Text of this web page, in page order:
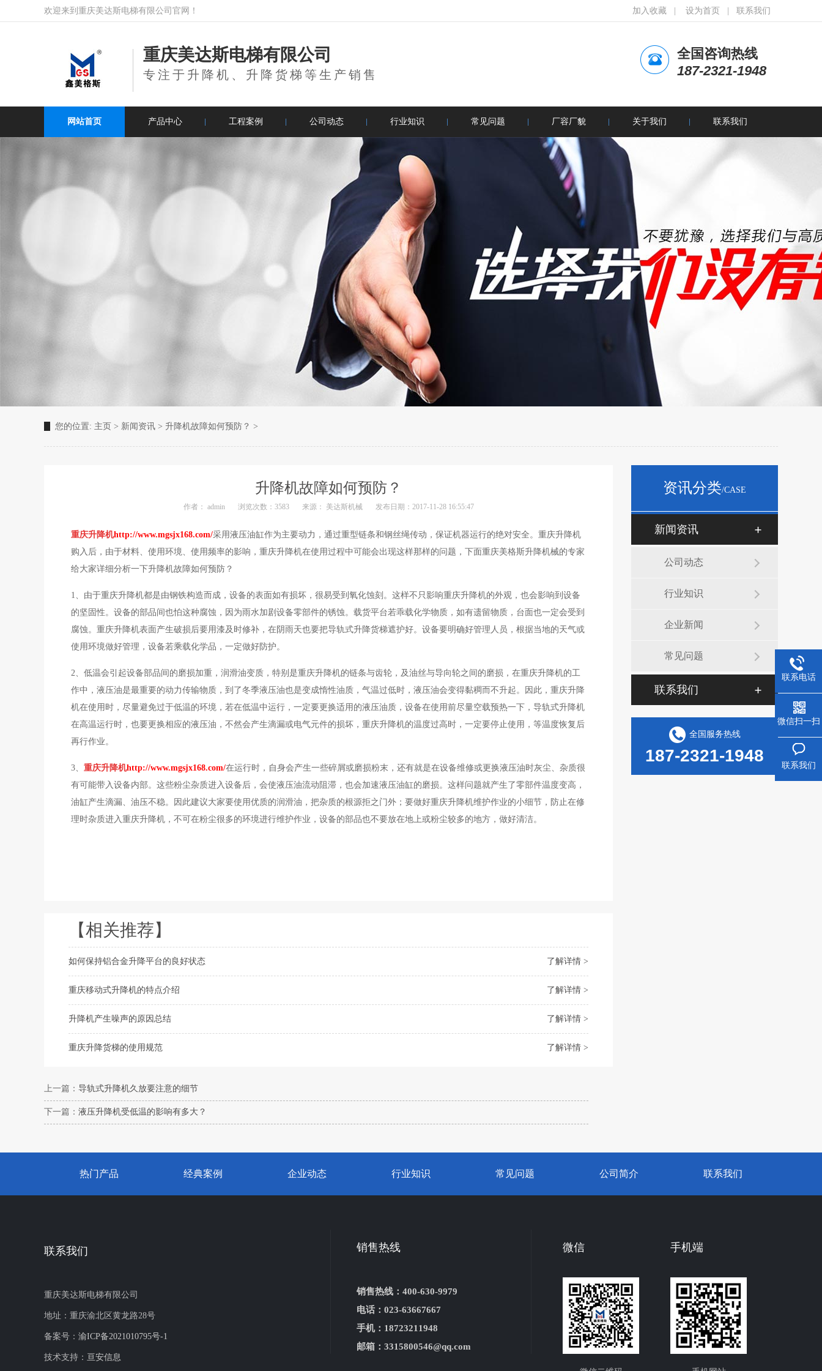
欢迎来到重庆美达斯电梯有限公司官网！ 加入收藏 设为首页 联系我们
重庆美达斯电梯有限公司
专注于升降机、升降货梯等生产销售
全国咨询热线
187-2321-1948
网站首页 产品中心 工程案例 公司动态 行业知识 常见问题 厂容厂貌 关于我们 联系我们
您的位置: 主页 > 新闻资讯 > 升降机故障如何预防？ >
升降机故障如何预防？
作者： admin 浏览次数：3583 来源： 美达斯机械 发布日期：2017-11-28 16:55:47
重庆升降机http://www.mgsjx168.com/采用液压油缸作为主要动力，通过重型链条和钢丝绳传动，保证机器运行的绝对安全。重庆升降机
购入后，由于材料、使用环境、使用频率的影响，重庆升降机在使用过程中可能会出现这样那样的问题，下面重庆美格斯升降机械的专家
给大家详细分析一下升降机故障如何预防？
1、由于重庆升降机都是由钢铁构造而成，设备的表面如有损坏，很易受到氧化蚀刻。这样不只影响重庆升降机的外观，也会影响到设备
的坚固性。设备的部品间也怕这种腐蚀，因为雨水加剧设备零部件的锈蚀。载货平台若乖载化学物质，如有遗留物质，台面也一定会受到
腐蚀。重庆升降机表面产生破损后要用漆及时修补，在阴雨天也要把导轨式升降货梯遮护好。设备要明确好管理人员，根据当地的天气或
使用环境做好管理，设备若乘载化学品，一定做好防护。
2、低温会引起设备部品间的磨损加重，润滑油变质，特别是重庆升降机的链条与齿轮，及油丝与导向轮之间的磨损，在重庆升降机的工
作中，液压油是最重要的动力传输物质，到了冬季液压油也是变成惰性油质，气温过低时，液压油会变得黏稠而不升起。因此，重庆升降
机在使用时，尽量避免过于低温的环境，若在低温中运行，一定要更换适用的液压油质，设备在使用前尽量空载预热一下，导轨式升降机
在高温运行时，也要更换相应的液压油，不然会产生滴漏或电气元件的损坏，重庆升降机的温度过高时，一定要停止使用，等温度恢复后
再行作业。
3、 重庆升降机http://www.mgsjx168.com/在运行时，自身会产生一些碎屑或磨损粉末，还有就是在设备维修或更换液压油时灰尘、杂质很
有可能带入设备内部。这些粉尘杂质进入设备后，会使液压油流动阻滞，也会加速液压油缸的磨损。这样问题就产生了零部件温度变高，
油缸产生滴漏、油压不稳。因此建议大家要使用优质的润滑油，把杂质的根源拒之门外；要做好重庆升降机维护作业的小细节，防止在修
理时杂质进入重庆升降机，不可在粉尘很多的环境进行维护作业，设备的部品也不要放在地上或粉尘较多的地方，做好清洁。
【相关推荐】
了解详情 >
如何保持铝合金升降平台的良好状态
了解详情 >
重庆移动式升降机的特点介绍
了解详情 >
升降机产生噪声的原因总结
了解详情 >
重庆升降货梯的使用规范
上一篇： 导轨式升降机久放要注意的细节
下一篇： 液压升降机受低温的影响有多大？
资讯分类/CASE
新闻资讯
公司动态
行业知识
企业新闻
常见问题
联系我们
全国服务热线
187-2321-1948
热门产品 经典案例 企业动态 行业知识 常见问题 公司简介 联系我们
联系我们
重庆美达斯电梯有限公司
地址：重庆渝北区黄龙路28号
备案号： 渝ICP备2021010795号-1
技术支持： 亘安信息
销售热线
销售热线：400-630-9979
电话：023-63667667
手机：18723211948
邮箱：3315800546@qq.com
手机端
微信
联系电话
微信扫一扫
联系我们